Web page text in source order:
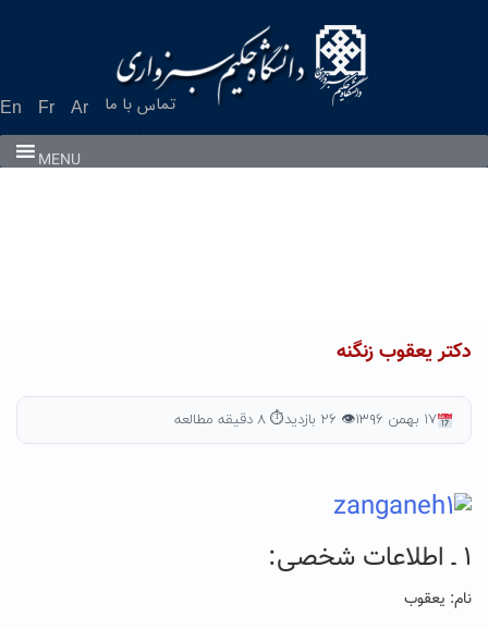
En Fr Ar تماس با ما
MENU
دکتر یعقوب زنگنه
۱۷ بهمن ۱۳۹۶ 👁 ۲۶ بازدید ⏱ ۸ دقیقه مطالعه
۱ ـ اطلاعات شخصی:
نام: یعقوب